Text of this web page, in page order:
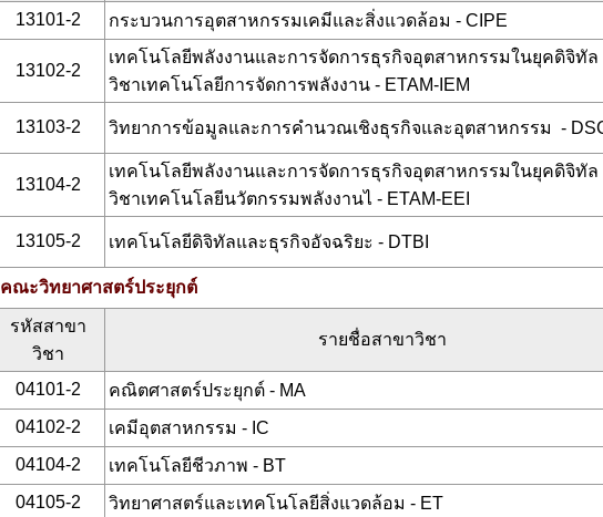
13101-2 กระบวนการอุตสาหกรรมเคมีและสิ่งแวดล้อม - CIPE
13102-2
เทคโนโลยีพลังงานและการจัดการธุรกิจอุตสาหกรรมในยุคดิจิทัล
วิชาเทคโนโลยีการจัดการพลังงาน - ETAM-IEM
13103-2 วิทยาการข้อมูลและการคำนวณเชิงธุรกิจและอุตสาหกรรม -
13104-2
เทคโนโลยีพลังงานและการจัดการธุรกิจอุตสาหกรรมในยุคดิจิทัล
วิชาเทคโนโลยีนวัตกรรมพลังงานไ - ETAM-EEI
13105-2 เทคโนโลยีดิจิทัลและธุรกิจอัจฉริยะ - DTBI
คณะวิทยาศาสตร์ประยุกต์
รหัสสาขา
วิชา
รายชื่อสาขาวิชา
04101-2 คณิตศาสตร์ประยุกต์ - MA
04102-2
เคมีอุตสาหกรรม - IC
04104-2
เทคโนโลยีชีวภาพ - BT
04105-2
วิทยาศาสตร์และเทคโนโลยีสิ่งแวดล้อม - ET